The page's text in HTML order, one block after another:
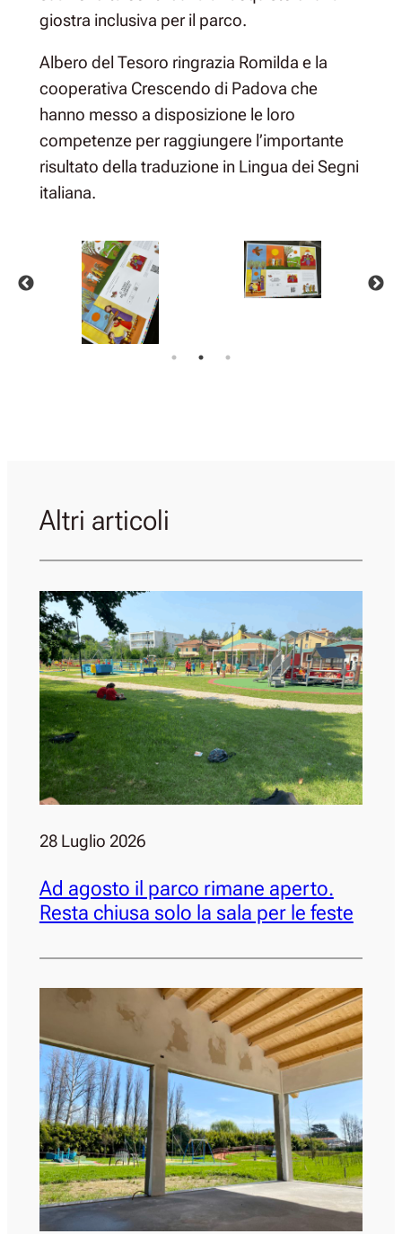
giostra inclusiva per il parco.
Albero del Tesoro ringrazia Romilda e la
cooperativa Crescendo di Padova che
hanno messo a disposizione le loro
competenze per raggiungere l’importante
risultato della traduzione in Lingua dei Segni
italiana.
Altri articoli
28 Luglio 2026
Ad agosto il parco rimane aperto.
Resta chiusa solo la sala per le feste